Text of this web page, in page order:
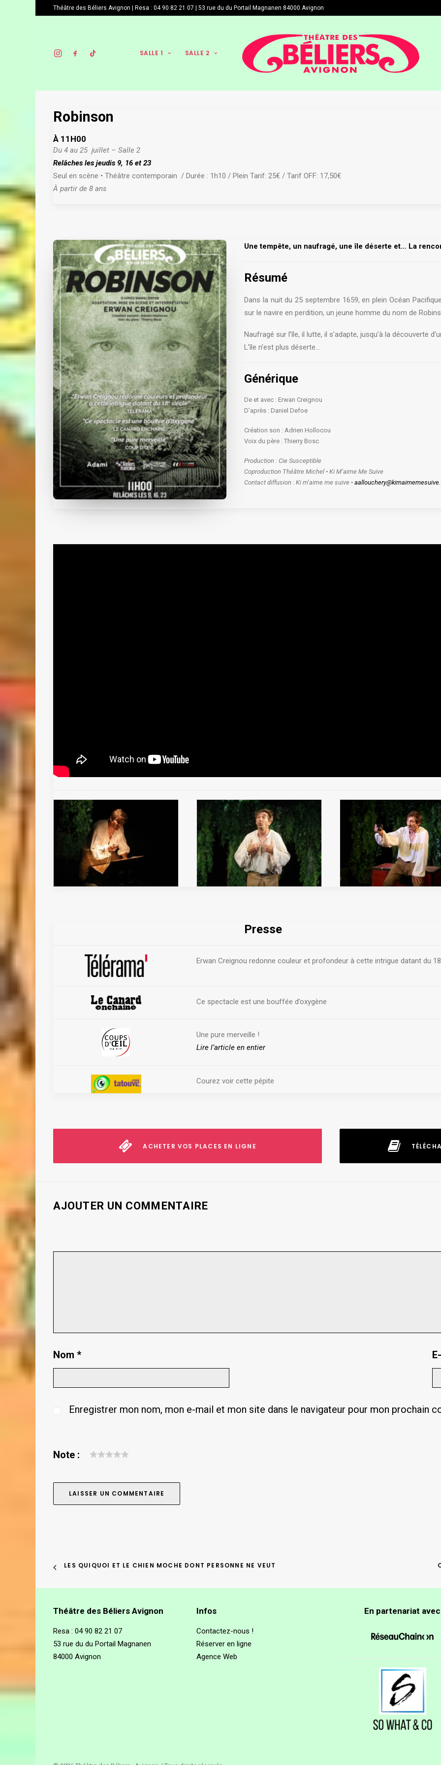
Théâtre des Béliers Avignon | Resa : 04 90 82 21 07 53 rue du du Portail Magnanen 84000 Avignon
SALLE 1 SALLE 2
Robinson
À 11H00
Du 4 au 25 juillet – Salle 2
Relâches les jeudis 9, 16 et 23
Seul en scène • Théâtre contemporain / Durée : 1h10 / Plein Tarif: 25€ / Tarif OFF: 17,50€
À partir de 8 ans
Une tempête, un naufragé, une île déserte et… La
Résumé
Dans la nuit du 25 septembre 1659, en plein Océan
sur le navire en perdition, un jeune homme du nom de
Naufragé sur l’île, il lutte, il s’adapte, jusqu’à la découverte
L’île n’est plus déserte…
Générique
De et avec : Erwan Creignou
D’après : Daniel Defoe
Création son : Adrien Hollocou
Voix du père : Thierry Bosc
Production : Cie Susceptible
Coproduction Théâtre Michel • Ki M’aime Me Suive
Contact diffusion : Ki m’aime me suive •
Presse
Erwan Creignou redonne couleur et profondeur à cette intrigue datant du
Ce spectacle est une bouffée d’oxygène
Une pure merveille !
Lire l’article en entier
Courez voir cette pépite
ACHETER VOS PLACES EN LIGNE
AJOUTER UN COMMENTAIRE
Nom *
Enregistrer mon nom, mon e-mail et mon site dans le navigateur pour mon prochain
Note :
LES QUIQUOI ET LE CHIEN MOCHE DONT PERSONNE NE VEUT
Théâtre des Béliers Avignon
Resa : 04 90 82 21 07
53 rue du du Portail Magnanen
84000 Avignon
Infos
Contactez-nous !
Réserver en ligne
Agence Web
En partenariat avec